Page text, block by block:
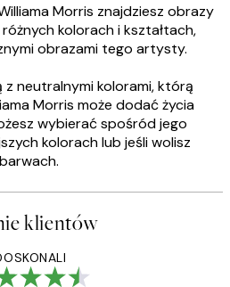
Morris znajdziesz obrazy
kolorach i kształtach,
obrazami tego artysty.
z neutralnymi kolorami, którą
Morris może dodać życia
wybierać spośród jego
kolorach lub jeśli wolisz
klientów